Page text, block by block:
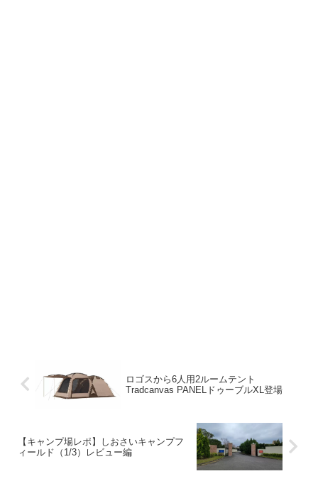
ロゴスから6人用2ルームテント
Tradcanvas PANELドゥーブルXL登場
【キャンプ場レポ】しおさいキャンプフ
ィールド（1/3）レビュー編